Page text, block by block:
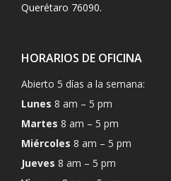
Querétaro 76090.
HORARIOS DE OFICINA
Abierto 5 días a la semana:
Lunes 8 am – 5 pm
Martes 8 am – 5 pm
Miércoles 8 am – 5 pm
Jueves 8 am – 5 pm